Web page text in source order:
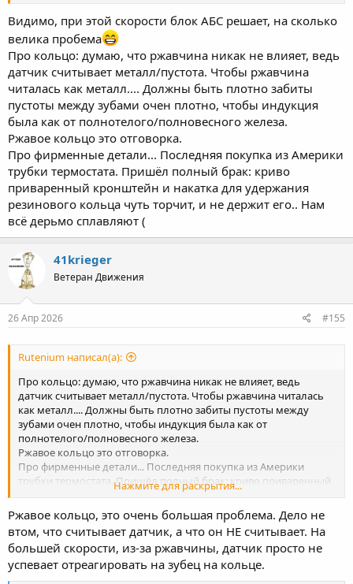
Видимо, при этой скорости блок АБС решает, на сколько
велика пробема
Про кольцо: думаю, что ржавчина никак не влияет, ведь
датчик считывает металл/пустота. Чтобы ржавчина
читалась как металл.... Должны быть плотно забиты
пустоты между зубами очен плотно, чтобы индукция
была как от полнотелого/полновесного железа.
Ржавое кольцо это отговорка.
Про фирменные детали... Последняя покупка из Америки
трубки термостата. Пришёл полный брак: криво
приваренный кронштейн и накатка для удержания
резинового кольца чуть торчит, и не держит его.. Нам
всё дерьмо сплавляют (
41krieger
Ветеран Движения
26 Апр 2026 #155
Rutenium написал(а):
Про кольцо: думаю, что ржавчина никак не влияет, ведь
датчик считывает металл/пустота. Чтобы ржавчина читалась
как металл.... Должны быть плотно забиты пустоты между
зубами очен плотно, чтобы индукция была как от
полнотелого/полновесного железа.
Ржавое кольцо это отговорка.
Про фирменные детали... Последняя покупка из Америки
трубки термостата. Пришёл полный брак: криво приваренный
кронштейн и накатка для удержания резинового кольца чуть
торчит, и не держит его.. Нам всё дерьмо сплавляют (
Нажмите для раскрытия...
Ржавое кольцо, это очень большая проблема. Дело не
втом, что считывает датчик, а что он НЕ считывает. На
большей скорости, из-за ржавчины, датчик просто не
успевает отреагировать на зубец на кольце.